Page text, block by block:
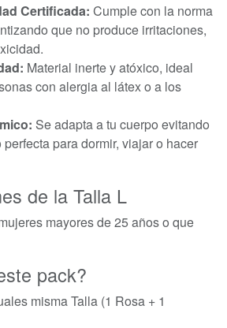
Certificada: Cumple con la norma
que no produce irritaciones,
Material inerte y atóxico, ideal
con alergia al látex o a los
Se adapta a tu cuerpo evitando
para dormir, viajar o hacer
de la Talla L
mayores de 25 años o que
pack?
misma Talla (1 Rosa + 1